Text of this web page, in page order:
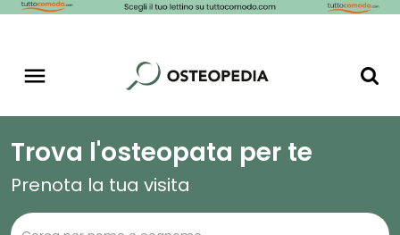
Trova l'osteopata per te
Prenota la tua visita